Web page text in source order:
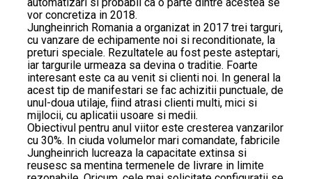
vor concretiza in 2018.
Jungheinrich Romania a organizat in 2017 trei targuri,
cu vanzare de echipamente noi si reconditionate, la
preturi speciale. Rezultatele au fost peste asteptari,
iar targurile urmeaza sa devina o traditie. Foarte
interesant este ca au venit si clienti noi. In general la
acest tip de manifestari se fac achizitii punctuale, de
unul-doua utilaje, fiind atrasi clienti multi, mici si
mijlocii, cu aplicatii usoare si medii.
Obiectivul pentru anul viitor este cresterea vanzarilor
cu 30%. In ciuda volumelor mari comandate, fabricile
Jungheinrich lucreaza la capacitate extinsa si
reusesc sa mentina termenele de livrare in limite